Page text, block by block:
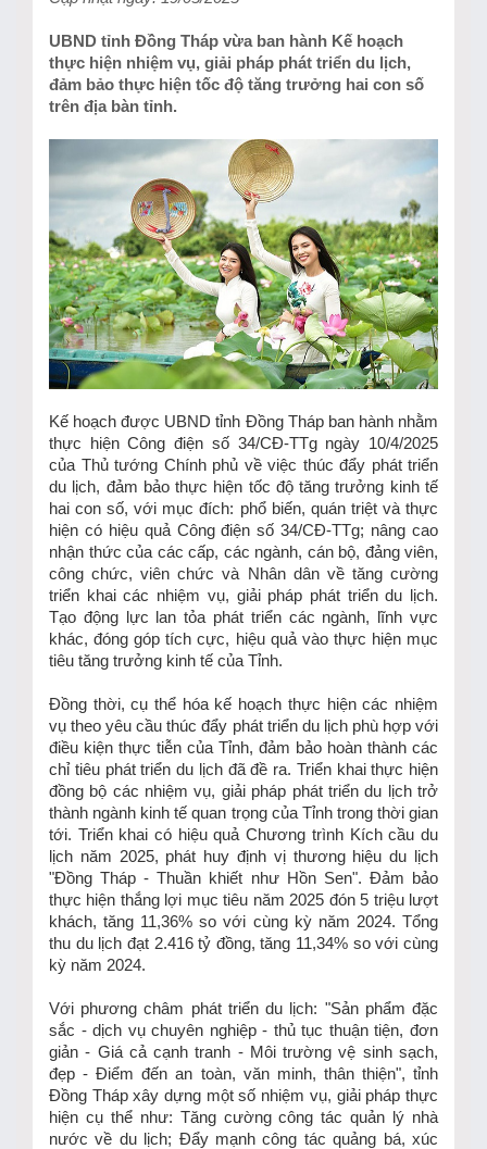
UBND tỉnh Đồng Tháp vừa ban hành Kế hoạch
thực hiện nhiệm vụ, giải pháp phát triển du lịch,
đảm bảo thực hiện tốc độ tăng trưởng hai con số
trên địa bàn tỉnh.
Kế hoạch được UBND tỉnh Đồng Tháp ban hành nhằm
thực hiện Công điện số 34/CĐ-TTg ngày 10/4/2025
của Thủ tướng Chính phủ về việc thúc đẩy phát triển
du lịch, đảm bảo thực hiện tốc độ tăng trưởng kinh tế
hai con số, với mục đích: phổ biến, quán triệt và thực
hiện có hiệu quả Công điện số 34/CĐ-TTg; nâng cao
nhận thức của các cấp, các ngành, cán bộ, đảng viên,
công chức, viên chức và Nhân dân về tăng cường
triển khai các nhiệm vụ, giải pháp phát triển du lịch.
Tạo động lực lan tỏa phát triển các ngành, lĩnh vực
khác, đóng góp tích cực, hiệu quả vào thực hiện mục
tiêu tăng trưởng kinh tế của Tỉnh.
Đồng thời, cụ thể hóa kế hoạch thực hiện các nhiệm
vụ theo yêu cầu thúc đẩy phát triển du lịch phù hợp với
điều kiện thực tiễn của Tỉnh, đảm bảo hoàn thành các
chỉ tiêu phát triển du lịch đã đề ra. Triển khai thực hiện
đồng bộ các nhiệm vụ, giải pháp phát triển du lịch trở
thành ngành kinh tế quan trọng của Tỉnh trong thời gian
tới. Triển khai có hiệu quả Chương trình Kích cầu du
lịch năm 2025, phát huy định vị thương hiệu du lịch
"Đồng Tháp - Thuần khiết như Hồn Sen". Đảm bảo
thực hiện thắng lợi mục tiêu năm 2025 đón 5 triệu lượt
khách, tăng 11,36% so với cùng kỳ năm 2024. Tổng
thu du lịch đạt 2.416 tỷ đồng, tăng 11,34% so với cùng
kỳ năm 2024.
Với phương châm phát triển du lịch: "Sản phẩm đặc
sắc - dịch vụ chuyên nghiệp - thủ tục thuận tiện, đơn
giản - Giá cả cạnh tranh - Môi trường vệ sinh sạch,
đẹp - Điểm đến an toàn, văn minh, thân thiện", tỉnh
Đồng Tháp xây dựng một số nhiệm vụ, giải pháp thực
hiện cụ thể như: Tăng cường công tác quản lý nhà
nước về du lịch; Đẩy mạnh công tác quảng bá, xúc